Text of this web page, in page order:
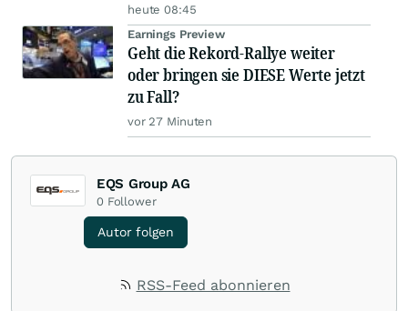
heute 08:45
Earnings Preview
Geht die Rekord-Rallye weiter
oder bringen sie DIESE Werte jetzt
zu Fall?
vor 27 Minuten
EQS Group AG
0 Follower
Autor folgen
RSS-Feed abonnieren